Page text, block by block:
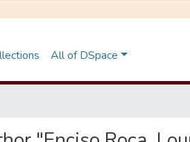
All of DSpace